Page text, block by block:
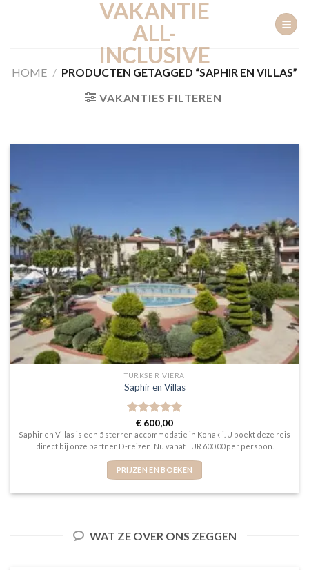
VAKANTIE
ALL-
INCLUSIVE
HOME / PRODUCTEN GETAGGED “SAPHIR EN VILLAS”
VAKANTIES FILTEREN
TURKSE RIVIERA
Saphir en Villas
Gewaardeerd
5uit 5
€ 600,00
Saphir en Villas is een 5 sterren accommodatie in Konakli. U boekt deze reis
direct bij onze partner D-reizen. Nu vanaf EUR 600.00 per persoon.
PRIJZEN EN BOEKEN
WAT ZE OVER ONS ZEGGEN